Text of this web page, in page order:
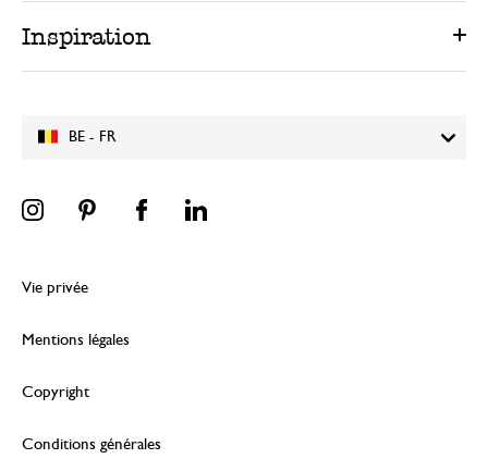
BE - FR
Inspiration
Vie privée
Mentions légales
Copyright
Conditions générales